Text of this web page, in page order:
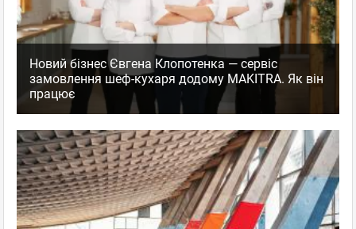
Новий бізнес Євгена Клопотенка — сервіс
замовлення шеф-кухаря додому MAKITRA. Як він
працює